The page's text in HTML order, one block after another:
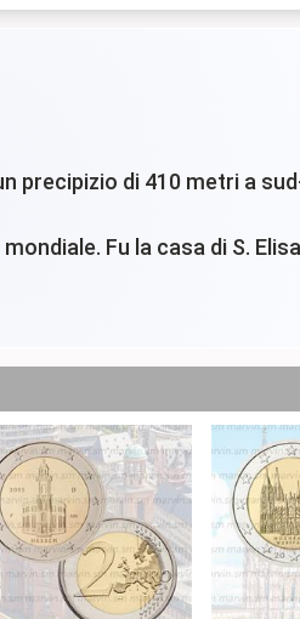
di 410 metri a
Fu la casa di S.